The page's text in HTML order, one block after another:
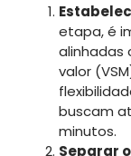
etapa, é
alinhadas
valor
buscam
minutos.
Separar o